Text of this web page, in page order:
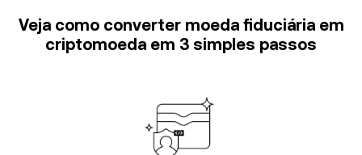
Veja como converter moeda fiduciária em
criptomoeda em 3 simples passos